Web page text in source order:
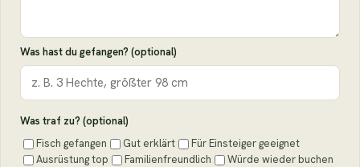
Was hast du gefangen? (optional)
Was traf zu? (optional)
Fisch gefangen
Gut erklärt
Für Einsteiger geeignet
Ausrüstung top
Familienfreundlich Würde wieder buchen